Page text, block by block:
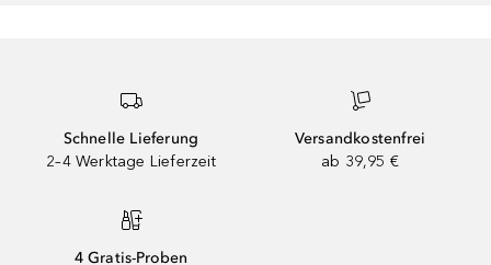
Schnelle Lieferung
2–4 Werktage Lieferzeit
Versandkostenfrei
ab 39,95 €
4 Gratis-Proben